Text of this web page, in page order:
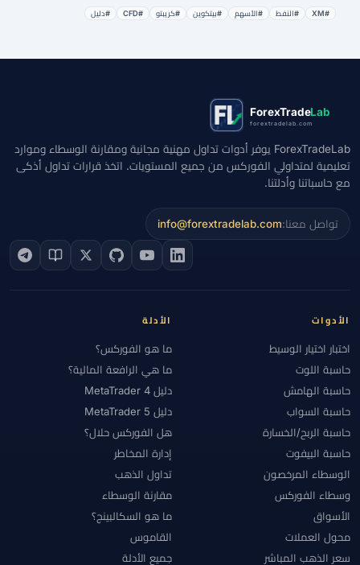
#XM #النفط #الأسهم #بيتكوين #كريبتو #CFD #دليل
ForexTradeLab
forextradelab.com
ForexTradeLab يوفر أدوات تداول مهنية مجانية ومقارنة الوسطاء وموارد
تعليمية لمتداولي الفوركس من جميع المستويات. اتخذ قرارات تداول أذكى
مع حاسباتنا وأدلتنا.
تواصل معنا:info@forextradelab.com
الأدوات
اختبار اختيار الوسيط
حاسبة اللوت
حاسبة الهامش
حاسبة السواب
حاسبة الربح/الخسارة
حاسبة البيفوت
الوسطاء المرخصون
وسطاء الفوركس
الأسواق
محول العملات
سعر الذهب المباشر
الأدلة
ما هو الفوركس؟
ما هي الرافعة المالية؟
دليل MetaTrader 4
دليل MetaTrader 5
هل الفوركس حلال؟
إدارة المخاطر
تداول الذهب
مقارنة الوسطاء
ما هو السكالبينج؟
القاموس
جميع الأدلة